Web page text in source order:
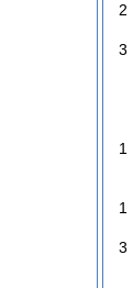
2
3
1
1
3